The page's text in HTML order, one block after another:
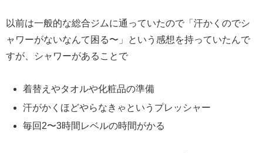
以前は一般的な総合ジムに通っていたので「汗かくのでシ
ャワーがないなんて困る〜」という感想を持っていたんで
すが、シャワーがあることで
着替えやタオルや化粧品の準備
汗がかくほどやらなきゃというプレッシャー
毎回2〜3時間レベルの時間がかる